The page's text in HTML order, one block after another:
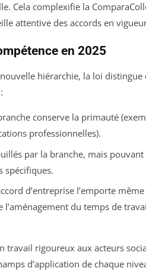
Cela complexifie la
attentive des accords en
en 2025
hiérarchie, la loi distingue
conserve la primauté
professionnelles).
par la branche, mais pouvant
spécifiques.
d’entreprise l’emporte même
du temps de
travail rigoureux aux acteurs
d’application de chaque